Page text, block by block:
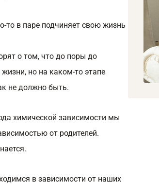
то в паре подчиняет свою жизнь
о том, что до поры до
но на каком-то этапе
не должно быть.
химической зависимости мы
от родителей.
в зависимости от наших